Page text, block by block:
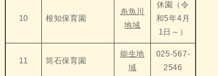
10 根知保育園
糸魚川
地域
休園（令
和5年4月
1日～）
11 筒石保育園
能生地
域
025-567-
2546